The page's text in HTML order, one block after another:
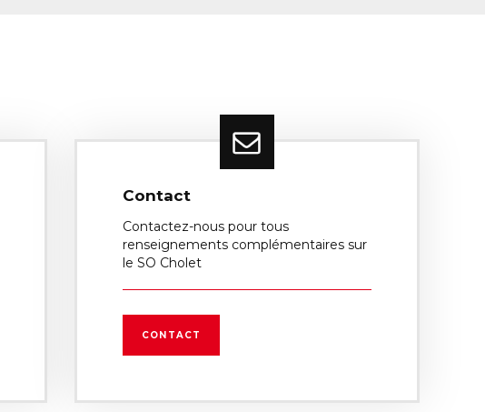
Contact
Contactez-nous pour tous
renseignements complémentaires sur
le SO Cholet
CONTACT